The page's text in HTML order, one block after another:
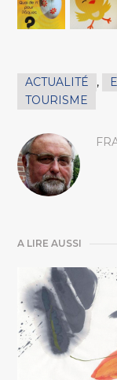
ACTUALITÉ ,
TOURISME
A LIRE AUSSI